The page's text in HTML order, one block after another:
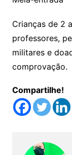
Crianças de 2
professores,
militares e
comprovação.
Compartilhe!